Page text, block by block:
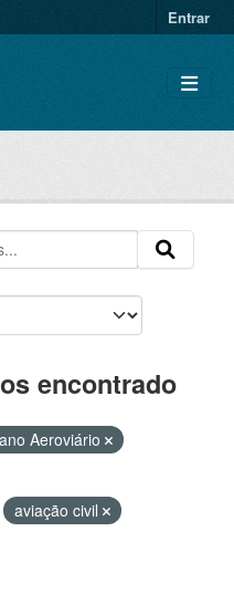
Entrar
encontrado
Aeroviário
aviação civil